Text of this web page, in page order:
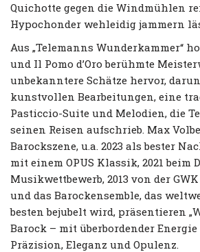
Quichotte gegen die Windmühlen
Hypochonder wehleidig jammern
Aus „Telemanns Wunderkammer“
und Il Pomo d’Oro berühmte
unbekanntere Schätze hervor,
kunstvollen Bearbeitungen, eine
Pasticcio-Suite und Melodien, die
seinen Reisen aufschrieb. Max
Barockszene, u.a. 2023 als bester
mit einem OPUS Klassik, 2021 beim
Musikwettbewerb, 2013 von der
und das Barockensemble, das
besten bejubelt wird, präsentieren
Barock – mit überbordender
Präzision, Eleganz und Opulenz.